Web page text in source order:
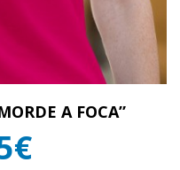
A FOCA”